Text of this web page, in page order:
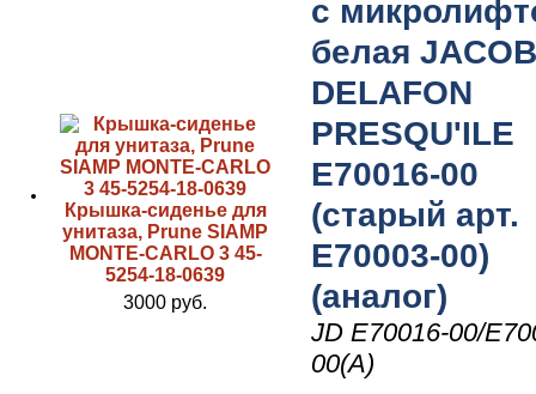
Крышка-сиденье для
унитаза, Prune SIAMP
MONTE-CARLO 3 45-
5254-18-0639
3000 руб.
с
белая JACOB
DELAFON
PRESQU'ILE
E70016-00
(старый арт.
E70003-00)
(аналог)
JD E70016-00/
00(А)